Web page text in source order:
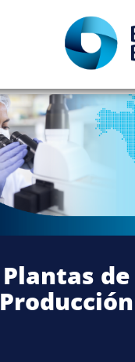
Plantas de
Producción